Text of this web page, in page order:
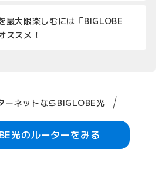
最大限楽しむには「BIGLOBE
ススメ！
ーネットならBIGLOBE光
光のルーターをみる